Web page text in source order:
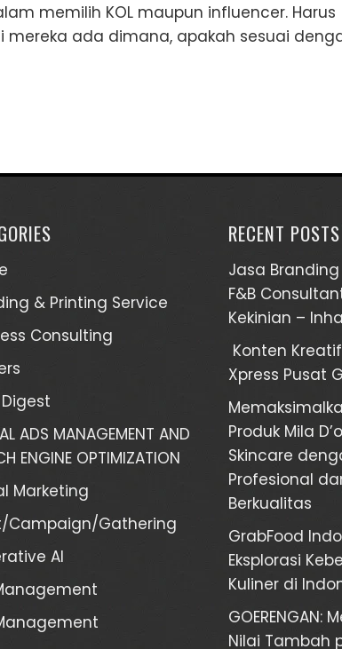
memilih KOL maupun influencer. Harus
mereka ada dimana, apakah sesuai
& Printing Service
Consulting
ADS MANAGEMENT AND
ENGINE OPTIMIZATION
Marketing
Campaign/Gathering
AI
RECENT POSTS
Jasa
F&B
Kekinian –
Konten
Xpress Pusat
Produk Mila
Skincare
Profesional
Berkualitas
GrabFood
Eksplorasi
Kuliner di
GOERENGAN:
Nilai Tambah